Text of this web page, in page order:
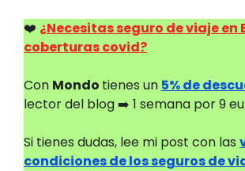
❤️ ¿Necesitas seguro de viaje en
coberturas covid?
Con Mondo tienes un 5% de
lector del blog ➡️ 1 semana por 9
Si tienes dudas, lee mi post con las
condiciones de los seguros de